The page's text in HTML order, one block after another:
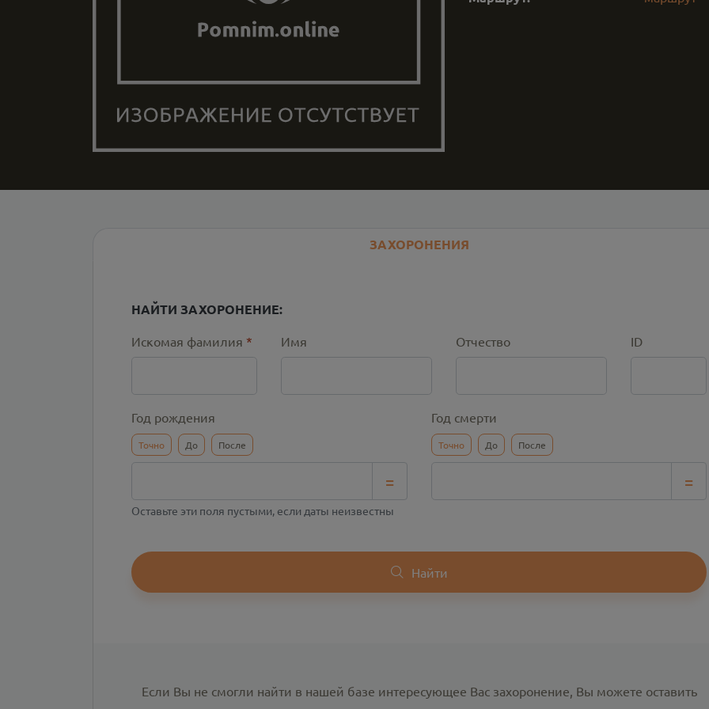
ЗАХОРОНЕНИЯ
НАЙТИ ЗАХОРОНЕНИЕ:
Искомая фамилия * Имя Отчество ID
Год рождения
Точно До После
=
Год смерти
Точно До После
=
Оставьте эти поля пустыми, если даты неизвестны
Найти
Если Вы не смогли найти в нашей базе интересующее Вас захоронение, Вы можете оставить